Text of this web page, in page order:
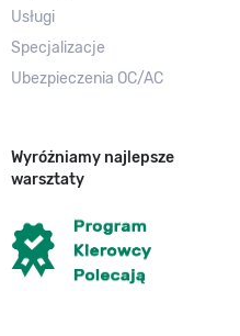
Usługi
Specjalizacje
Ubezpieczenia OC/AC
Wyróżniamy najlepsze
warsztaty